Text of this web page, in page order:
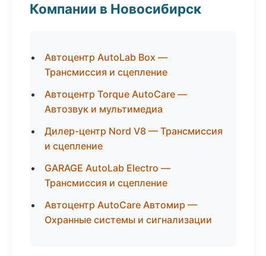
Компании в Новосибирск
Автоцентр AutoLab Box —
Трансмиссия и сцепление
Автоцентр Torque AutoCare —
Автозвук и мультимедиа
Дилер-центр Nord V8 — Трансмиссия
и сцепление
GARAGE AutoLab Electro —
Трансмиссия и сцепление
Автоцентр AutoCare Автомир —
Охранные системы и сигнализации